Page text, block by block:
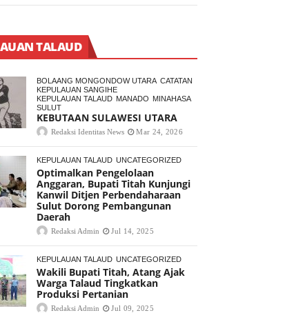
TALAUD
BOLAANG MONGONDOW UTARA CATATAN
KEPULAUAN SANGIHE
KEPULAUAN TALAUD MANADO MINAHASA
SULUT
KEBUTAAN SULAWESI UTARA
Redaksi Identitas News Mar 24, 2026
KEPULAUAN TALAUD UNCATEGORIZED
Optimalkan Pengelolaan
Anggaran, Bupati Titah Kunjungi
Kanwil Ditjen Perbendaharaan
Sulut Dorong Pembangunan
Daerah
Redaksi Admin Jul 14, 2025
KEPULAUAN TALAUD UNCATEGORIZED
Wakili Bupati Titah, Atang Ajak
Warga Talaud Tingkatkan
Produksi Pertanian
Redaksi Admin Jul 09, 2025